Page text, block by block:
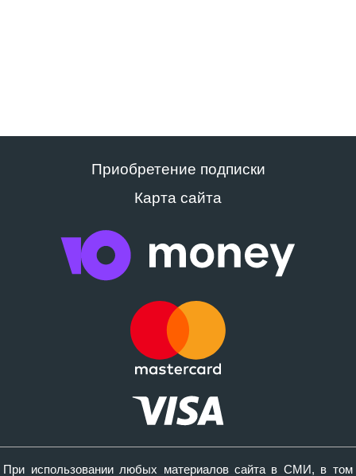
Приобретение подписки
Карта сайта
При использовании любых материалов сайта в СМИ, в том